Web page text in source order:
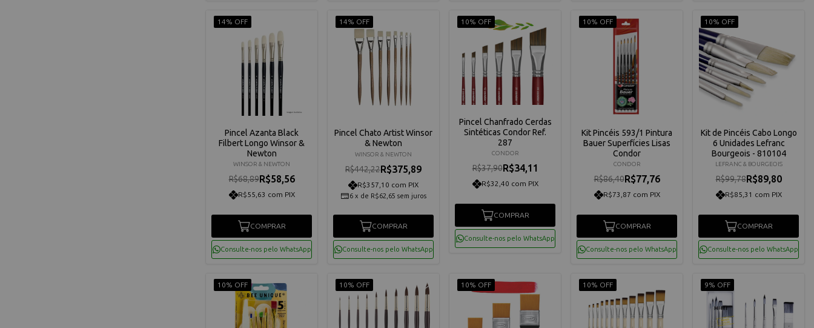
14% OFF
Pincel Azanta Black
Filbert Longo Winsor &
Newton
WINSOR & NEWTON
R$68,89R$58,56
R$55,63 com PIX
COMPRAR
Consulte-nos pelo WhatsApp
14% OFF
Pincel Chato Artist Winsor
& Newton
WINSOR & NEWTON
R$442,22R$375,89
R$357,10 com PIX
6 x de R$62,65 sem juros
COMPRAR
Consulte-nos pelo WhatsApp
10% OFF
Pincel Chanfrado Cerdas
Sintéticas Condor Ref.
287
CONDOR
R$37,90R$34,11
R$32,40 com PIX
COMPRAR
Consulte-nos pelo WhatsApp
10% OFF
Kit Pincéis 593/1 Pintura
Bauer Superfícies Lisas
Condor
CONDOR
R$86,40R$77,76
R$73,87 com PIX
COMPRAR
Consulte-nos pelo WhatsApp
10% OFF
Kit de Pincéis Cabo Longo
6 Unidades Lefranc
Bourgeois - 810104
LEFRANC & BOURGEOIS
R$99,78R$89,80
R$85,31 com PIX
COMPRAR
Consulte-nos pelo WhatsApp
10% OFF 10% OFF 10% OFF 10% OFF 9% OFF